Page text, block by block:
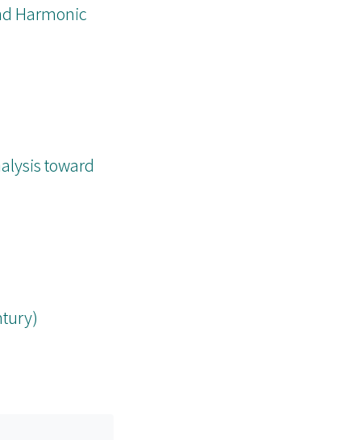
Harmonic
toward